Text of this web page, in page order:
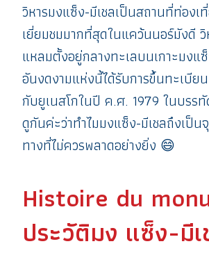
วิหารมงแซ็ง-มีเชลเป็นสถานที่ท่องเ
เยี่ยมชมมากที่สุดในแคว้นนอร์มังดี
แหลมตั้งอยู่กลางทะเลบนเกาะมงแ
อันงดงามแห่งนี้ได้รับการขึ้นทะเบีย
กับยูเนสโกในปี ค.ศ. 1979 ในบรร
ดูกันค่ะว่าทำไมมงแซ็ง-มีเชลถึงเป็น
ทางที่ไม่ควรพลาดอย่างยิ่ง 😄
Histoire du
ประวัติมง แซ็ง-มีเ